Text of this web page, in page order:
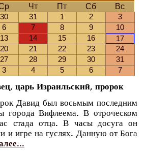
Чт Пт Сб
Вс
30 31 1 2
3
6 7 8 9
10
13 14 15 16
17
20 21 22 23
24
27 28 29 30
31
3 4 5 6 7
царь Израильский, пророк
Давид был восьмым последним
города Вифлеема. В отроческом
стада отца. В часы досуга он
и игре на гуслях. Данную от Бога